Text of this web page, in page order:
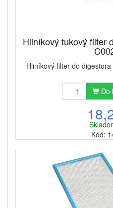
Hliníkový tukový filter
Hliníkový filter do
Do
Kód: